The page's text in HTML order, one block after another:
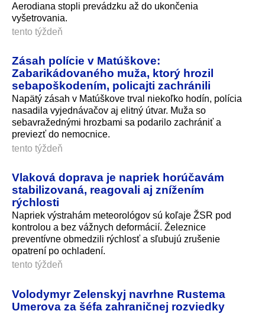
Aerodiana stopli prevádzku až do ukončenia
vyšetrovania.
tento týždeň
Zásah polície v Matúškove:
Zabarikádovaného muža, ktorý hrozil
sebapoškodením, policajti zachránili
Napätý zásah v Matúškove trval niekoľko hodín, polícia
nasadila vyjednávačov aj elitný útvar. Muža so
sebavražednými hrozbami sa podarilo zachrániť a
previezť do nemocnice.
tento týždeň
Vlaková doprava je napriek horúčavám
stabilizovaná, reagovali aj znížením
rýchlosti
Napriek výstrahám meteorológov sú koľaje ŽSR pod
kontrolou a bez vážnych deformácií. Železnice
preventívne obmedzili rýchlosť a sľubujú zrušenie
opatrení po ochladení.
tento týždeň
Volodymyr Zelenskyj navrhne Rustema
Umerova za šéfa zahraničnej rozviedky